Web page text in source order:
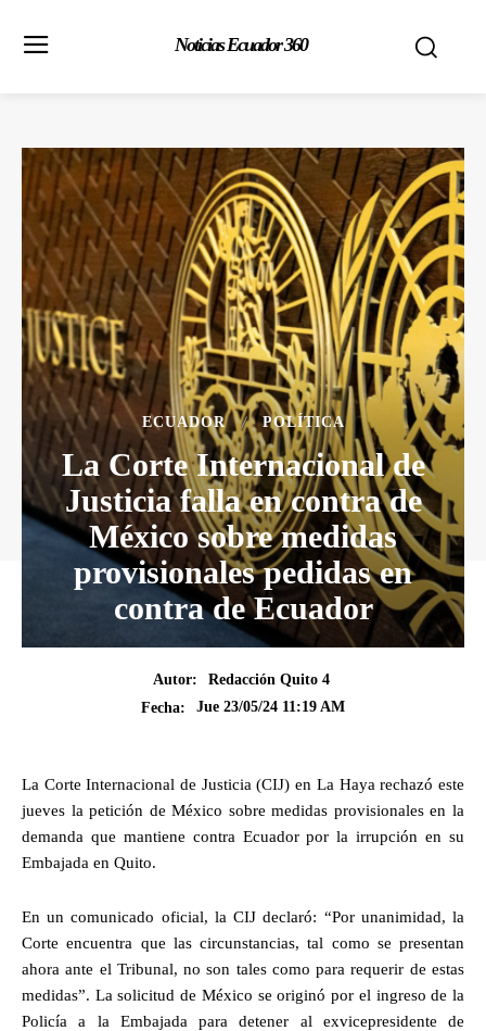
Noticias Ecuador 360
ECUADOR POLÍTICA
La Corte Internacional de
Justicia falla en contra de
México sobre medidas
provisionales pedidas en
contra de Ecuador
Autor:
Redacción Quito 4
Fecha:
Jue 23/05/24 11:19 AM
La Corte Internacional de Justicia (CIJ) en La Haya rechazó este
jueves la petición de México sobre medidas provisionales en la
demanda que mantiene contra Ecuador por la irrupción en su
Embajada en Quito.
En un comunicado oficial, la CIJ declaró: “Por unanimidad, la
Corte encuentra que las circunstancias, tal como se presentan
ahora ante el Tribunal, no son tales como para requerir de estas
medidas”. La solicitud de México se originó por el ingreso de la
Policía a la Embajada para detener al exvicepresidente de